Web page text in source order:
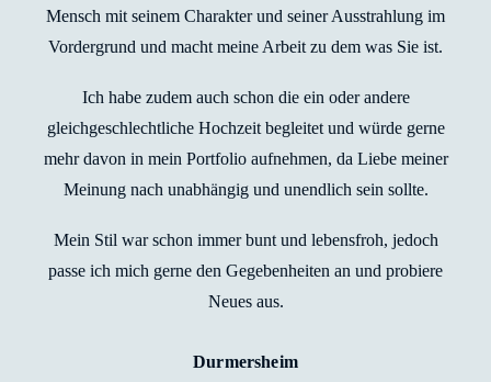
Mensch mit seinem Charakter und seiner Ausstrahlung im
Vordergrund und macht meine Arbeit zu dem was Sie ist.
Ich habe zudem auch schon die ein oder andere
gleichgeschlechtliche Hochzeit begleitet und würde gerne
mehr davon in mein Portfolio aufnehmen, da Liebe meiner
Meinung nach unabhängig und unendlich sein sollte.
Mein Stil war schon immer bunt und lebensfroh, jedoch
passe ich mich gerne den Gegebenheiten an und probiere
Neues aus.
Durmersheim